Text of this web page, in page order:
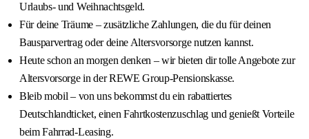
Urlaubs- und Weihnachtsgeld.
Für deine Träume – zusätzliche Zahlungen, die du für deinen
Bausparvertrag oder deine Altersvorsorge nutzen kannst.
Heute schon an morgen denken – wir bieten dir tolle Angebote zur
Altersvorsorge in der REWE Group-Pensionskasse.
Bleib mobil – von uns bekommst du ein rabattiertes
Deutschlandticket, einen Fahrtkostenzuschlag und genießt Vorteile
beim Fahrrad-Leasing.